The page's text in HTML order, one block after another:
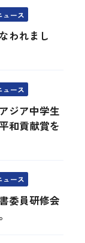
ュース
われまし
ュース
ジア中学生
和貢献賞を
ュース
委員研修会